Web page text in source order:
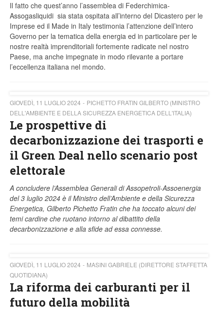
Il fatto che quest’anno l’assemblea di Federchimica-
Assogasliquidi sia stata ospitata all’interno del Dicastero per le
Imprese ed il Made in Italy testimonia l’attenzione dell’intero
Governo per la tematica della energia ed in particolare per le
nostre realtà imprenditoriali fortemente radicate nel nostro
Paese, ma anche impegnate in modo rilevante a portare
l’eccellenza italiana nel mondo.
GIOVEDÌ, 11 LUGLIO 2024
PICHETTO FRATIN GILBERTO (MINISTRO
DELL'AMBIENTE E DELLA SICUREZZA ENERGETICA DELL'ITALIA)
Le prospettive di
decarbonizzazione dei trasporti e
il Green Deal nello scenario post
elettorale
A concludere l’Assemblea Generali di Assopetroli-Assoenergia
del 3 luglio 2024 è il Ministro dell’Ambiente e della Sicurezza
Energetica, Gilberto Pichetto Fratin che ha toccato alcuni dei
temi cardine che ruotano intorno al dibattito della
decarbonizzazione e alla sfide ad essa connesse.
GIOVEDÌ, 11 LUGLIO 2024
MASINI GABRIELE (DIRETTORE STAFFETTA
QUOTIDIANA)
La riforma dei carburanti per il
futuro della mobilità